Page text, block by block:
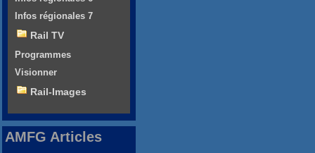
Infos régionales 7
Rail TV
Programmes
Visionner
Rail-Images
AMFG Articles